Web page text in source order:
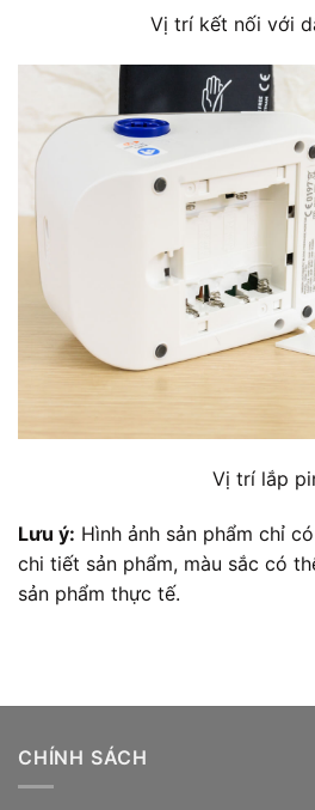
Vị trí kết nối với
Vị trí lắp
Lưu ý: Hình ảnh sản phẩm chỉ
chi tiết sản phẩm, màu sắc có
sản phẩm thực tế.
CHÍNH SÁCH